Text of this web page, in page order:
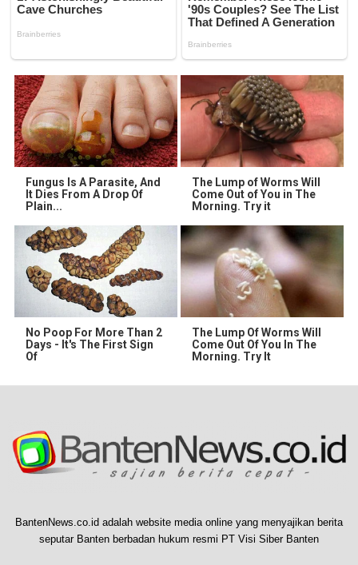
Fungus Is A Parasite, And
It Dies From A Drop Of
Plain...
The Lump of Worms Will
Come Out of You in The
Morning. Try it
No Poop For More Than 2
Days - It's The First Sign
Of
The Lump Of Worms Will
Come Out Of You In The
Morning. Try It
BantenNews.co.id adalah website media online yang menyajikan berita
seputar Banten berbadan hukum resmi PT Visi Siber Banten